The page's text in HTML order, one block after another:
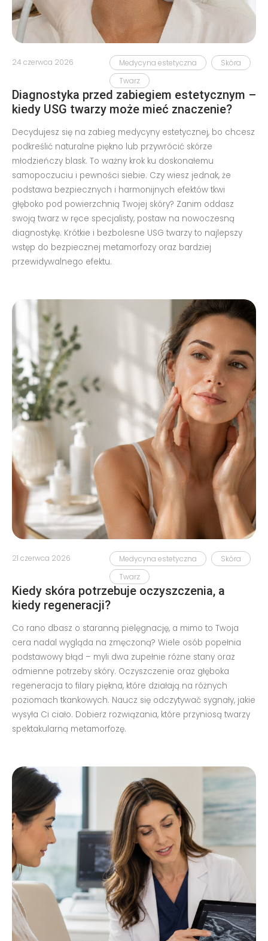
Medycyna estetyczna
Skóra
Twarz
24 czerwca 2026
Diagnostyka przed zabiegiem estetycznym –
kiedy USG twarzy może mieć znaczenie?
Decydujesz się na zabieg medycyny estetycznej, bo chcesz
podkreślić naturalne piękno lub przywrócić skórze
młodzieńczy blask. To ważny krok ku doskonałemu
samopoczuciu i pewności siebie. Czy wiesz jednak, że
podstawa bezpiecznych i harmonijnych efektów tkwi
głęboko pod powierzchnią Twojej skóry? Zanim oddasz
swoją twarz w ręce specjalisty, postaw na nowoczesną
diagnostykę. Krótkie i bezbolesne USG twarzy to najlepszy
wstęp do bezpiecznej metamorfozy oraz bardziej
przewidywalnego efektu.
Medycyna estetyczna
Skóra
Twarz
21 czerwca 2026
Kiedy skóra potrzebuje oczyszczenia, a
kiedy regeneracji?
Co rano dbasz o staranną pielęgnację, a mimo to Twoja
cera nadal wygląda na zmęczoną? Wiele osób popełnia
podstawowy błąd – myli dwa zupełnie różne stany oraz
odmienne potrzeby skóry. Oczyszczenie oraz głęboka
regeneracja to filary piękna, które działają na różnych
poziomach tkankowych. Naucz się odczytywać sygnały, jakie
wysyła Ci ciało. Dobierz rozwiązania, które przyniosą twarzy
spektakularną metamorfozę.